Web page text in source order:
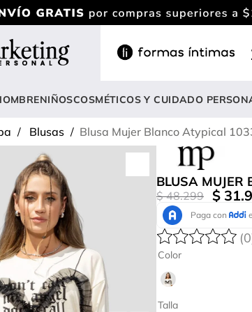
NIÑOSCOSMÉTICOS Y CUIDADO
Blusas Blusa Mujer Blanco Atypical
BLUSA MUJER
$ 48.299 $ 31.
(0
Talla
Color
enterizo
blusas
vestido